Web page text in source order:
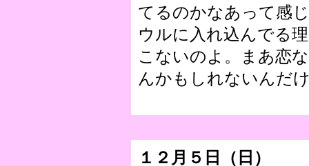
てるのかなあって感
ウルに入れ込んでる
こないのよ。まあ恋
んかもしれないんだ
１２月５日（日）